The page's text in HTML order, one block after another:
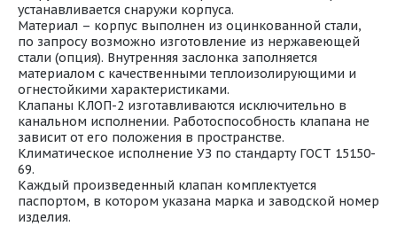
устанавливается снаружи корпуса.
Материал – корпус выполнен из оцинкованной стали,
по запросу возможно изготовление из нержавеющей
стали (опция). Внутренняя заслонка заполняется
материалом с качественными теплоизолирующими и
огнестойкими характеристиками.
Клапаны КЛОП-2 изготавливаются исключительно в
канальном исполнении. Работоспособность клапана не
зависит от его положения в пространстве.
Климатическое исполнение УЗ по стандарту ГОСТ 15150-
69.
Каждый произведенный клапан комплектуется
паспортом, в котором указана марка и заводской номер
изделия.